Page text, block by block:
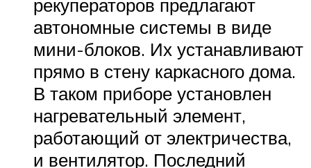
рекуператоров предлагают
автономные системы в виде
мини-блоков. Их устанавливают
прямо в стену каркасного дома.
В таком приборе установлен
нагревательный элемент,
работающий от электричества,
и вентилятор. Последний